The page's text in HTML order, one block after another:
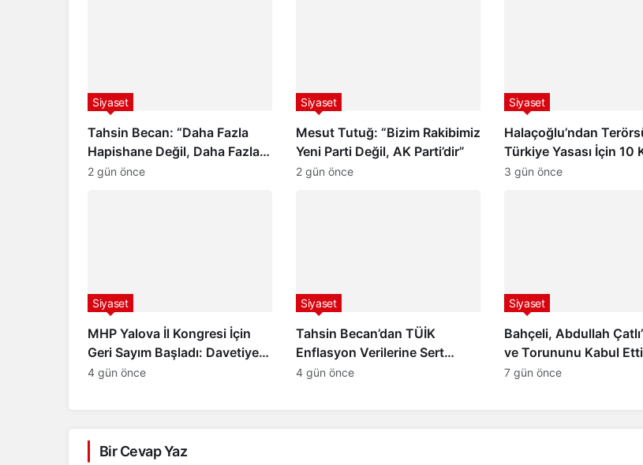
Tahsin Becan: “Daha Fazla
Hapishane Değil, Daha Fazla
Okul İstiyoruz”
Siyaset
2 gün önce
Mesut Tutuğ: “Bizim Rakibimiz
Yeni Parti Değil, AK Parti’dir”
Siyaset
2 gün önce
Halaçoğlu’ndan
Türkiye Yasası İçin 10
Soru
Siyaset
3 gün önce
MHP Yalova İl Kongresi İçin
Geri Sayım Başladı: Davetiye
Devlet Bahçeli’ye Takdim
Siyaset
4 gün önce
Tahsin Becan’dan TÜİK
Enflasyon Verilerine Sert
Tepki: “Düşen Enflasyon
Siyaset
4 gün önce
Bahçeli, Abdullah
ve Torununu Kabul
“Peşimi Bırakma, Ben
Siyaset
7 gün önce
Bir Cevap Yaz